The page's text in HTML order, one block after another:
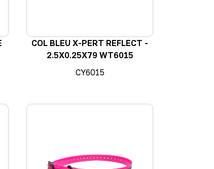
COL BLEU X-PERT REFLECT -
2.5X0.25X79 WT6015
CY6015